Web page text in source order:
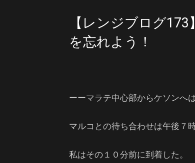
【レンジブログ
を忘れよう！
ーーマラテ中心部からケソンへ
マルコとの待ち合わせは午後７時
私はその１０分前に到着した。